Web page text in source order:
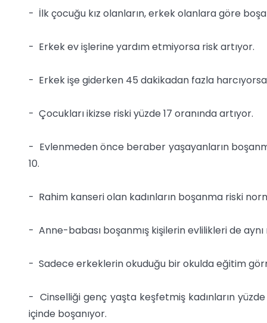
- İlk çocuğu kız olanların, erkek olanlara göre
- Erkek ev işlerine yardım etmiyorsa risk artıyor.
- Erkek işe giderken 45 dakikadan fazla
- Çocukları ikizse riski yüzde 17 oranında artıyor.
- Evlenmeden önce beraber yaşayanların
10.
- Rahim kanseri olan kadınların boşanma riski
- Anne-babası boşanmış kişilerin evlilikleri de aynı
- Sadece erkeklerin okuduğu bir okulda eğitim
- Cinselliği genç yaşta keşfetmiş kadınların yüzde
içinde boşanıyor.